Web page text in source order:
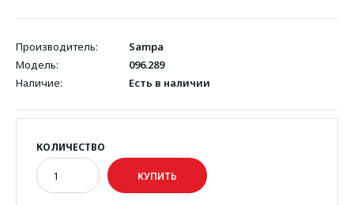
Производитель:
Sampa
Модель:
096.289
Наличие:
Есть в наличии
КОЛИЧЕСТВО